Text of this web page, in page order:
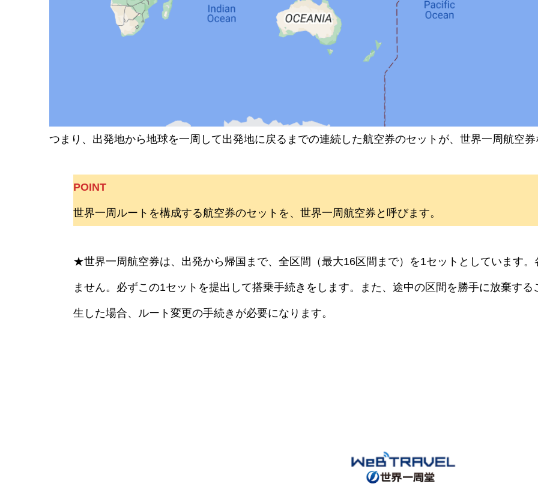
つまり、出発地から地球を一周して出発地に戻るまでの連続した航空券のセットが、世界一周航空券
POINT
世界一周ルートを構成する航空券のセットを、世界一周航空券と呼びます。
★世界一周航空券は、出発から帰国まで、全区間（最大16区間まで）を1セットとしています
ません。必ずこの1セットを提出して搭乗手続きをします。また、途中の区間を勝手に放棄す
生した場合、ルート変更の手続きが必要になります。